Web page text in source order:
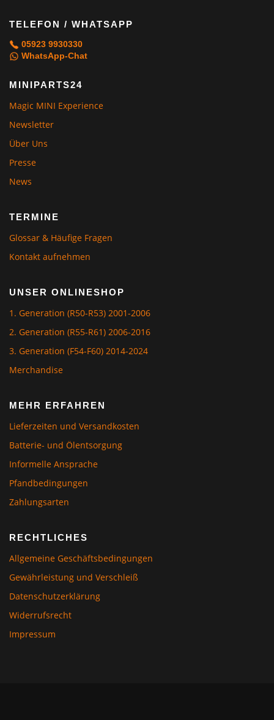
TELEFON / WHATSAPP
05923 9930330
WhatsApp-Chat
MINIPARTS24
Magic MINI Experience
Newsletter
Über Uns
Presse
News
TERMINE
Glossar & Häufige Fragen
Kontakt aufnehmen
UNSER ONLINESHOP
1. Generation (R50-R53) 2001-2006
2. Generation (R55-R61) 2006-2016
3. Generation (F54-F60) 2014-2024
Merchandise
MEHR ERFAHREN
Lieferzeiten und Versandkosten
Batterie- und Ölentsorgung
Informelle Ansprache
Pfandbedingungen
Zahlungsarten
RECHTLICHES
Allgemeine Geschäftsbedingungen
Gewährleistung und Verschleiß
Datenschutzerklärung
Widerrufsrecht
Impressum